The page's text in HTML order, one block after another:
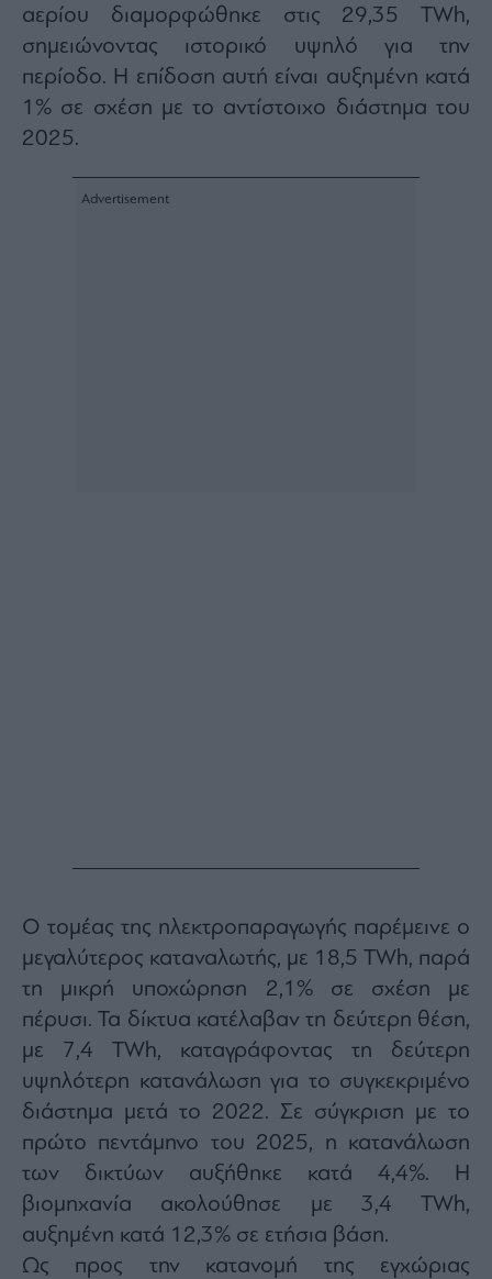
αερίου διαμορφώθηκε στις 29,35 TWh,
σημειώνοντας ιστορικό υψηλό για την
περίοδο. Η επίδοση αυτή είναι αυξημένη κατά
1% σε σχέση με το αντίστοιχο διάστημα του
2025.
Ο τομέας της ηλεκτροπαραγωγής παρέμεινε ο
μεγαλύτερος καταναλωτής, με 18,5 TWh, παρά
τη μικρή υποχώρηση 2,1% σε σχέση με
πέρυσι. Τα δίκτυα κατέλαβαν τη δεύτερη θέση,
με 7,4 TWh, καταγράφοντας τη δεύτερη
υψηλότερη κατανάλωση για το συγκεκριμένο
διάστημα μετά το 2022. Σε σύγκριση με το
πρώτο πεντάμηνο του 2025, η κατανάλωση
των δικτύων αυξήθηκε κατά 4,4%. Η
βιομηχανία ακολούθησε με 3,4 TWh,
αυξημένη κατά 12,3% σε ετήσια βάση.
Ως προς την κατανομή της εγχώριας